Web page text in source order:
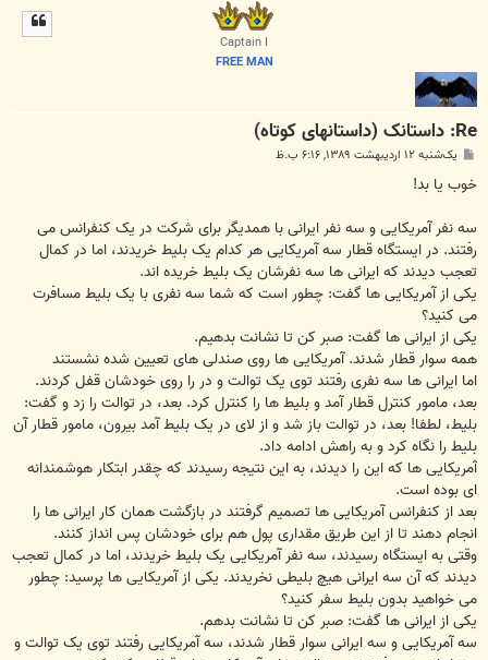
Captain I
FREE MAN
Re: داستانک (داستانهای کوتاه)
پ
ت
یک‌شنبه ۱۲ اردیبهشت ۱۳۸۹, ۶:۱۶ ب.ظ
خوب یا بد!
سه نفر آمریکایی و سه نفر ایرانی با همدیگر برای شرکت در یک کنفرانس می
رفتند. در ایستگاه قطار سه آمریکایی هر کدام یک بلیط خریدند، اما در کمال
تعجب دیدند که ایرانی ها سه نفرشان یک بلیط خریده اند.
یکی از آمریکایی ها گفت: چطور است که شما سه نفری با یک بلیط مسافرت
می کنید؟
یکی از ایرانی ها گفت: صبر کن تا نشانت بدهیم.
همه سوار قطار شدند. آمریکایی ها روی صندلی های تعیین شده نشستند
اما ایرانی ها سه نفری رفتند توی یک توالت و در را روی خودشان قفل کردند.
بعد، مامور کنترل قطار آمد و بلیط ها را کنترل کرد. بعد، در توالت را زد و گفت:
بلیط، لطفا! بعد، در توالت باز شد و از لای در یک بلیط آمد بیرون، مامور قطار آن
بلیط را نگاه کرد و به راهش ادامه داد.
آمریکایی ها که این را دیدند، به این نتیجه رسیدند که چقدر ابتکار هوشمندانه
ای بوده است.
بعد از کنفرانس آمریکایی ها تصمیم گرفتند در بازگشت همان کار ایرانی ها را
انجام دهند تا از این طریق مقداری پول هم برای خودشان پس انداز کنند.
وقتی به ایستگاه رسیدند، سه نفر آمریکایی یک بلیط خریدند، اما در کمال تعجب
دیدند که آن سه ایرانی هیچ بلیطی نخریدند. یکی از آمریکایی ها پرسید: چطور
می خواهید بدون بلیط سفر کنید؟
یکی از ایرانی ها گفت: صبر کن تا نشانت بدهم.
سه آمریکایی و سه ایرانی سوار قطار شدند، سه آمریکایی رفتند توی یک توالت و